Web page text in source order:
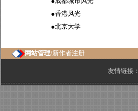
●香港风光
●北京大学
网站管理/新作者注册
友情链接：